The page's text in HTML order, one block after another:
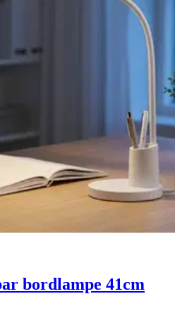
bordlampe 41cm